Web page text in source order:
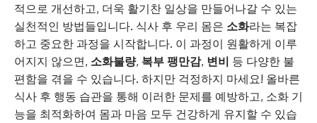
적으로 개선하고, 더욱 활기찬 일상을 만들어나갈 수 있는
실천적인 방법들입니다. 식사 후 우리 몸은 소화라는 복잡
하고 중요한 과정을 시작합니다. 이 과정이 원활하게 이루
어지지 않으면, 소화불량, 복부 팽만감, 변비 등 다양한 불
편함을 겪을 수 있습니다. 하지만 걱정하지 마세요! 올바른
식사 후 행동 습관을 통해 이러한 문제를 예방하고, 소화 기
능을 최적화하여 몸과 마음 모두 건강하게 유지할 수 있습